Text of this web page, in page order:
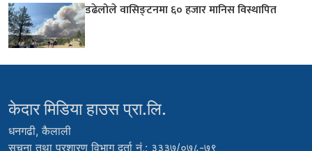
डढेलोले वासिङ्टनमा ६० हजार मानिस विस्थापित
केदार मिडिया हाउस प्रा.लि.
धनगढी, कैलाली
सूचना तथा प्रशारण विभाग दर्ता नं.: ३३३७/०७८-७९